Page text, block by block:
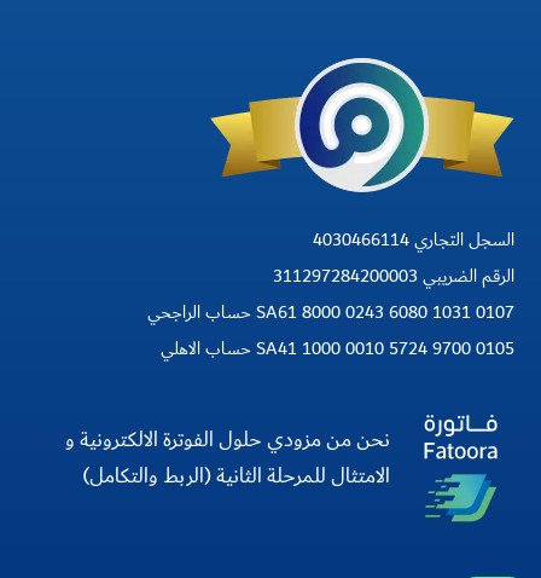
السجل التجاري 4030466114
الرقم الضريبي 311297284200003
SA61 8000 0243 6080 1031 0107 حساب الراجحي
SA41 1000 0010 5724 9700 0105 حساب الاهلي
نحن من مزودي حلول الفوترة الالكترونية و
الامتثال للمرحلة الثانية (الربط والتكامل)